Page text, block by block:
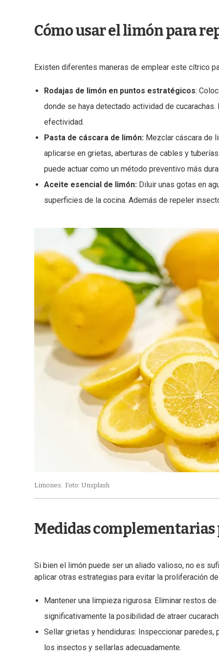
Cómo usar el limón para
Existen diferentes maneras de emplear este cítrico
Rodajas de limón en puntos estratégicos:
donde se haya detectado actividad de
efectividad.
Pasta de cáscara de limón: Mezclar cáscara de
aplicarse en grietas, aberturas de cables y
puede actuar como un método preventivo más
Aceite esencial de limón: Diluir unas gotas en
superficies de la cocina. Además de repeler
Limones. Foto: Unsplash
Medidas
Si bien el limón puede ser un aliado valioso, no es
aplicar otras estrategias para evitar la proliferación
Mantener una limpieza rigurosa: Eliminar restos
significativamente la posibilidad de atraer
Sellar grietas y hendiduras: Inspeccionar
los insectos y sellarlas adecuadamente.